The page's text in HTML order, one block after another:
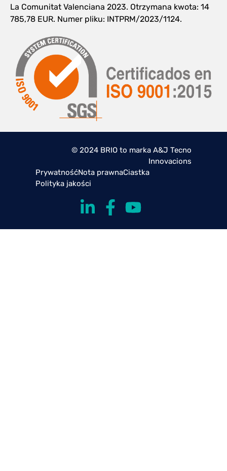
La Comunitat Valenciana 2023. Otrzymana kwota: 14
785,78 EUR. Numer pliku: INTPRM/2023/1124.
© 2024 BRIO to marka A&J Tecno
Innovacions
PrywatnośćNota prawnaCiastka
Polityka jakości